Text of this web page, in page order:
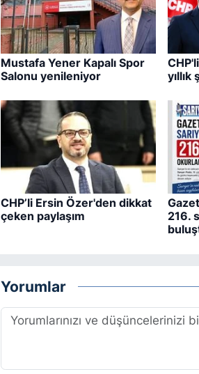
Mustafa Yener Kapalı Spor
Salonu yenileniyor
CHP’li Ersin Özer'den dikkat
çeken paylaşım
216.
Yorumlar